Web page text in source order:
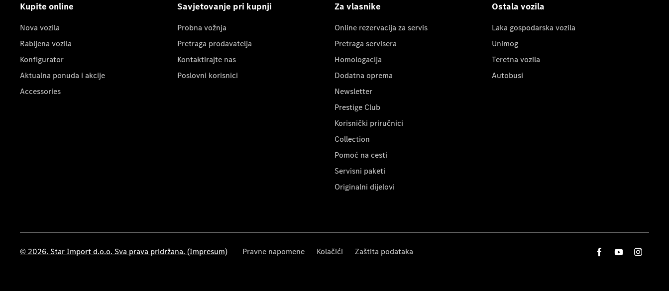
Kupite online
Nova vozila
Rabljena vozila
Konfigurator
Aktualna ponuda i akcije
Accessories
Savjetovanje pri kupnji
Probna vožnja
Pretraga prodavatelja
Kontaktirajte nas
Poslovni korisnici
Za vlasnike
Online rezervacija za servis
Pretraga servisera
Homologacija
Dodatna oprema
Newsletter
Prestige Club
Korisnički priručnici
Collection
Pomoć na cesti
Servisni paketi
Originalni dijelovi
Ostala vozila
Laka gospodarska vozila
Unimog
Teretna vozila
Autobusi
© 2026. Star Import d.o.o. Sva prava pridržana. (Impresum) Pravne napomene Kolačići Zaštita podataka